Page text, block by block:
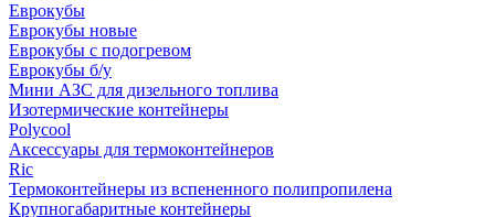
Еврокубы
Еврокубы новые
Еврокубы с подогревом
Еврокубы б/у
Мини АЗС для дизельного топлива
Изотермические контейнеры
Polycool
Аксессуары для термоконтейнеров
Ric
Термоконтейнеры из вспененного полипропилена
Крупногабаритные контейнеры